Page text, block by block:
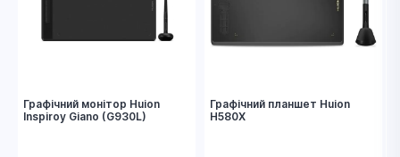
назвою
Графічний монітор Huion
Inspiroy Giano (G930L)
Графічний планшет Huion
H580X